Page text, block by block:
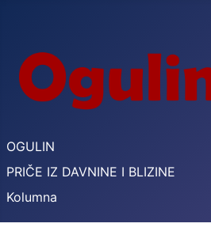
OGULIN
PRIČE IZ DAVNINE I BLIZINE
Kolumna